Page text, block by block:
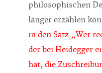
philosophischen
länger erzählen
in den Satz „Wer
der bei Heidegger
hat, die